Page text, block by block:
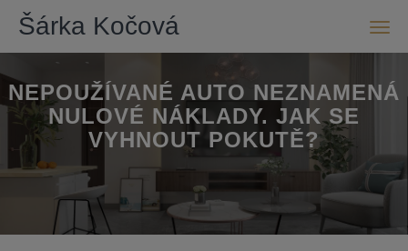
Šárka Kočová
NEPOUŽÍVANÉ AUTO NEZNAMENÁ
NULOVÉ NÁKLADY. JAK SE
VYHNOUT POKUTĚ?